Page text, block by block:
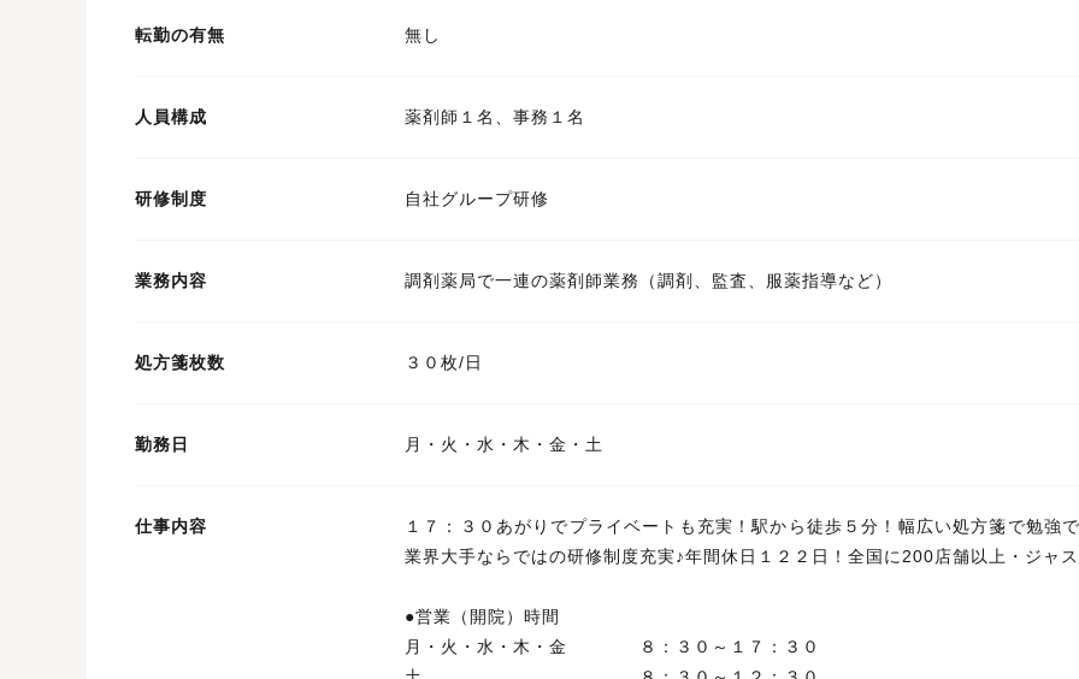
転勤の有無 無し
人員構成 薬剤師１名、事務１名
研修制度 自社グループ研修
業務内容 調剤薬局で一連の薬剤師業務（調剤、監査、服薬指導など）
処方箋枚数 ３０枚/日
勤務日 月・火・水・木・金・土
仕事内容
１７：３０あがりでプライベートも充実！駅から徒歩５分！幅広い処方箋で勉強
業界大手ならではの研修制度充実♪年間休日１２２日！全国に200店舗以上・ジャ
●営業（開院）時間
月・火・水・木・金 ８：３０～１７：３０